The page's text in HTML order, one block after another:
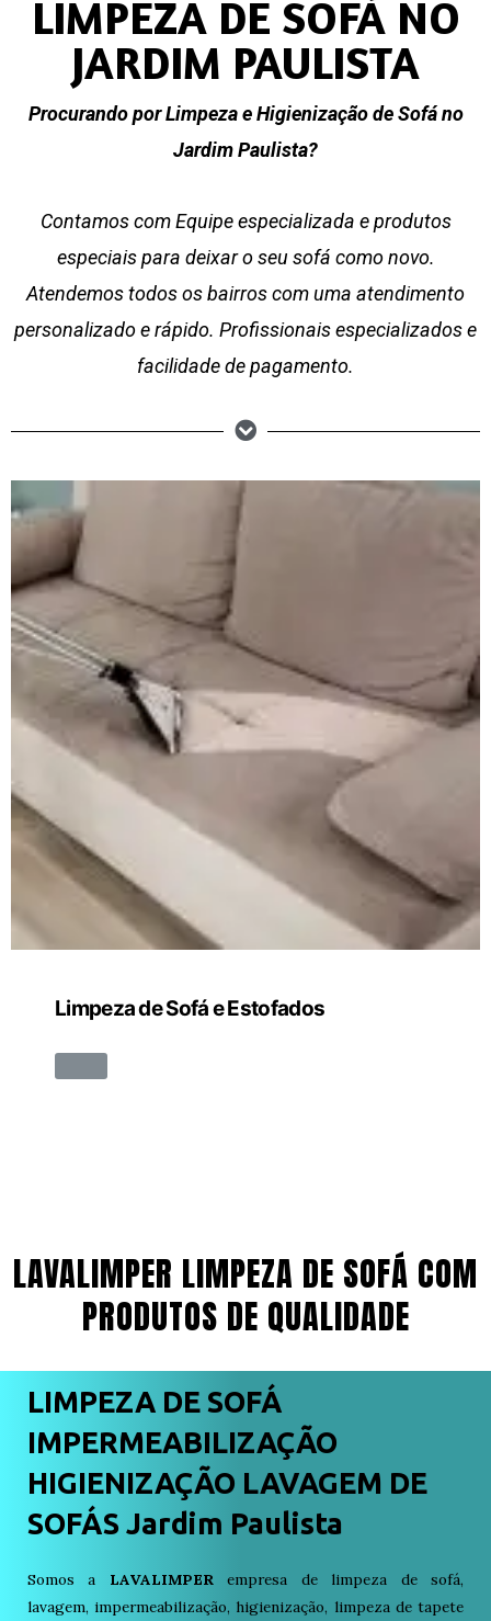
LIMPEZA DE SOFÁ NO
JARDIM PAULISTA
Procurando por Limpeza e Higienização de Sofá no
Jardim Paulista?
Contamos com Equipe especializada e produtos
especiais para deixar o seu sofá como novo.
Atendemos todos os bairros com uma atendimento
personalizado e rápido. Profissionais especializados e
facilidade de pagamento.
Limpeza de Sofá e Estofados
LAVALIMPER LIMPEZA DE SOFÁ COM
PRODUTOS DE QUALIDADE
LIMPEZA DE SOFÁ
IMPERMEABILIZAÇÃO
HIGIENIZAÇÃO LAVAGEM DE
SOFÁS Jardim Paulista
Somos a LAVALIMPERempresa de limpeza de sofá,
lavagem, impermeabilização, higienização, limpeza de tapete